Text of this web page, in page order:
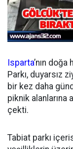
Isparta’nın
Parkı, duyarsız
bir kez daha
piknik alanlarına
çekti.
Tabiat parkı